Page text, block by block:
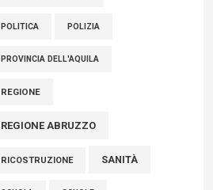
POLITICA POLIZIA
PROVINCIA DELL'AQUILA
REGIONE
REGIONE ABRUZZO
RICOSTRUZIONE SANITÀ